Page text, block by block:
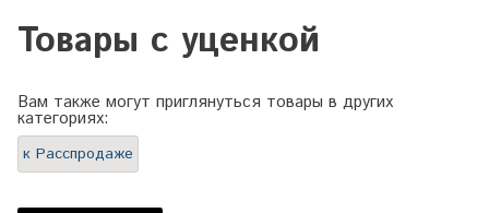
Товары с уценкой
Вам также могут приглянуться товары в других
категориях:
к Расспродаже